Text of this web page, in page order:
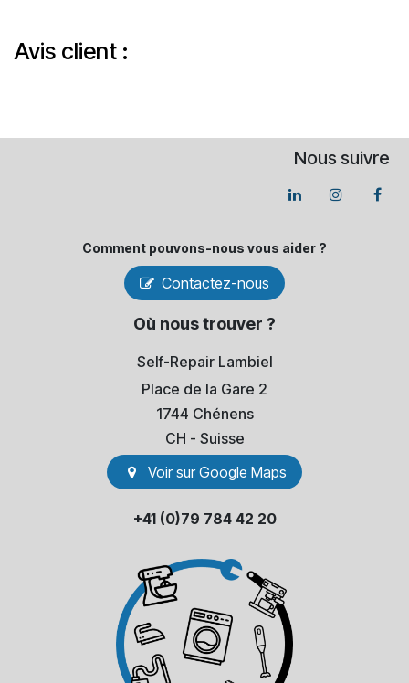
Avis client :
Nous suivre
Comment pouvons-​nous vous aider ?
Contactez-nous
Où nous trouver ?
Self-Repair Lambiel
Place de la Gare 2
1744 Chénens
​CH - Suisse
Voir sur Go​​ogle Maps
+41 (0)79 784 42 20